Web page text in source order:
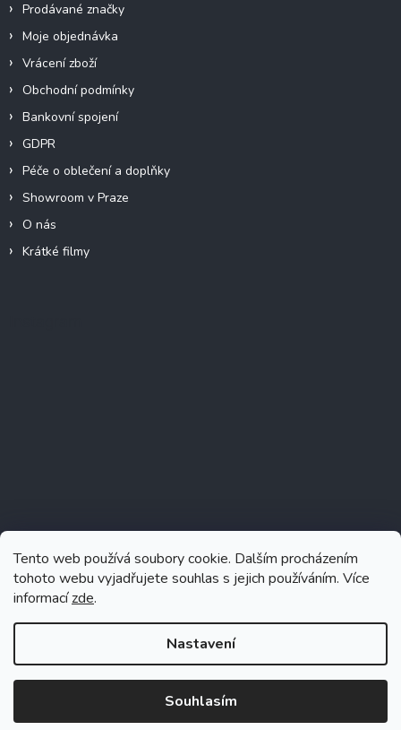
Tento web používá soubory cookie. Dalším procházením
tohoto webu vyjadřujete souhlas s jejich používáním. Více
informacízde.
Nastavení
Souhlasím
Prodávané značky
Moje objednávka
Vrácení zboží
Obchodní podmínky
Bankovní spojení
GDPR
Péče o oblečení a doplňky
Showroom v Praze
O nás
Krátké filmy
Sledovat na Instagramu
Vytvořil Shoptet